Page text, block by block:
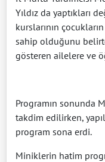
Yıldız da yaptıkları
kurslarının
sahip olduğunu
gösteren ailelere ve
Programın sonunda
takdim edilirken,
program sona erdi.
Miniklerin hatim